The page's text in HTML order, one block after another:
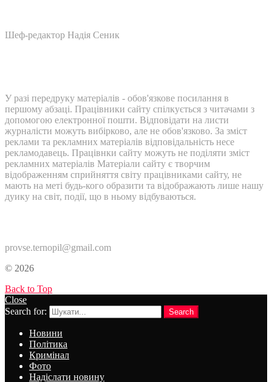
Шеф-редактор Надія Сеник
У разі передруку матеріалів - обов'язкове посилання в
першому абзаці. Працівники сайту спілкується з читачами з
допомогою електронної пошти. Відповідати на листи
журналісти можуть вибірково, але не обов'язково. За зміст
реклами та рекламних матеріалів відповідальність несе
рекламодавець. Працівнки сайту можуть не поділяти зміст
рекламних матеріалів Матеріали сайту є творчим
відображенням сприйняття світу працівниками сайту, не
мають на меті будь-кого образити та відображають лише нашу
дуику на світ, події, що в ньому відбуваються.
provse.ternopil@gmail.com
© 2026
Back to Top
Close
Search for:
Search
Новини
Політика
Кримінал
Фото
Надіслати новину